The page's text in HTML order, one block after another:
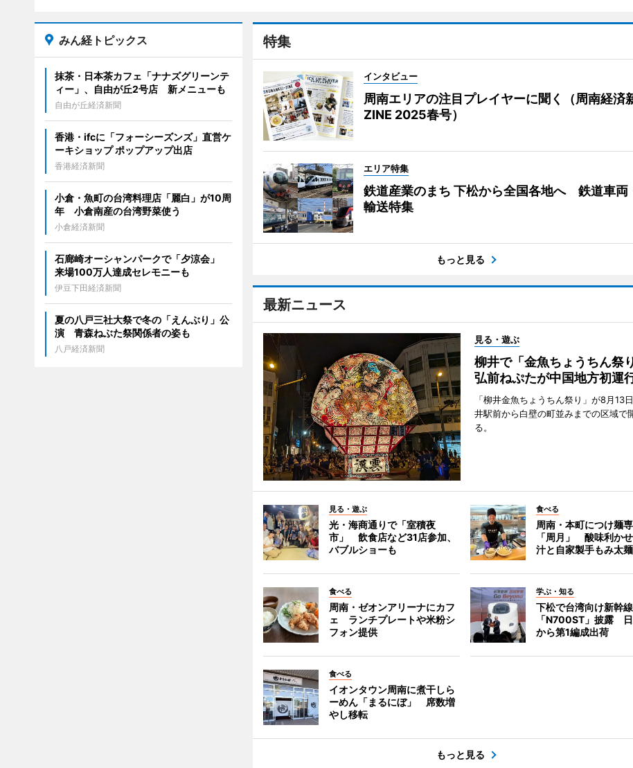
特集
インタビュー
周南エリアの注目プレイヤーに聞く（周南経済
ZINE 2025春号）
エリア特集
鉄道産業のまち 下松から全国各地へ 鉄道車両
輸送特集
もっと見る
最新ニュース
見る・遊ぶ
柳井で「金魚ちょうちん祭
弘前ねぷたが中国地方初運
「柳井金魚ちょうちん祭り」が8月13
井駅前から白壁の町並みまでの区域で
る。
見る・遊ぶ
光・海商通りで「室積夜
市」 飲食店など31店参加、
バブルショーも
食べる
周南・本町につけ麺
「周月」 酸味利か
汁と自家製手もみ太麺
食べる
周南・ゼオンアリーナにカフ
ェ ランチプレートや米粉シ
フォン提供
学ぶ・知る
下松で台湾向け新幹
「N700ST」披露
から第1編成出荷
食べる
イオンタウン周南に煮干しら
ーめん「まるにぼ」 席数増
やし移転
もっと見る
みん経トピックス
抹茶・日本茶カフェ「ナナズグリーンテ
ィー」、自由が丘2号店 新メニューも
自由が丘経済新聞
香港・ifcに「フォーシーズンズ」直営ケ
ーキショップ ポップアップ出店
香港経済新聞
小倉・魚町の台湾料理店「麗白」が10周
年 小倉南産の台湾野菜使う
小倉経済新聞
石廊崎オーシャンパークで「夕涼会」
来場100万人達成セレモニーも
伊豆下田経済新聞
夏の八戸三社大祭で冬の「えんぶり」公
演 青森ねぶた祭関係者の姿も
八戸経済新聞